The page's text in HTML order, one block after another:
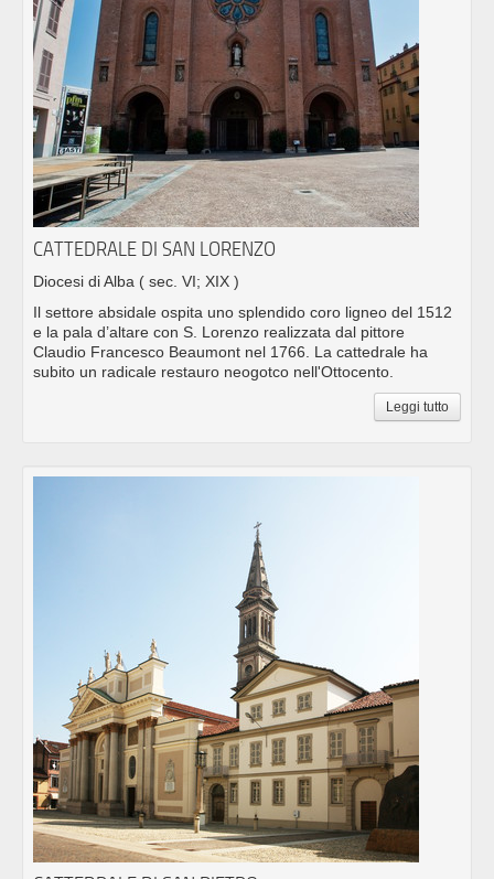
CATTEDRALE DI SAN LORENZO
Diocesi di Alba ( sec. VI; XIX )
Il settore absidale ospita uno splendido coro ligneo del 1512
e la pala d’altare con S. Lorenzo realizzata dal pittore
Claudio Francesco Beaumont nel 1766. La cattedrale ha
subito un radicale restauro neogotco nell'Ottocento.
Leggi tutto